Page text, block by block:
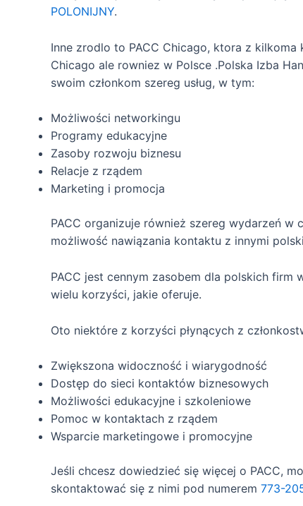
POLONIJNY.
Inne zrodlo to PACC Chicago, ktora z
Chicago ale rowniez w Polsce .Polska Izba
swoim członkom szereg usług, w tym:
Możliwości networkingu
Programy edukacyjne
Zasoby rozwoju biznesu
Relacje z rządem
Marketing i promocja
PACC organizuje również szereg wydarzeń
możliwość nawiązania kontaktu z innymi
PACC jest cennym zasobem dla polskich firm
wielu korzyści, jakie oferuje.
Oto niektóre z korzyści płynących z
Zwiększona widoczność i wiarygodność
Dostęp do sieci kontaktów biznesowych
Możliwości edukacyjne i szkoleniowe
Pomoc w kontaktach z rządem
Wsparcie marketingowe i promocyjne
Jeśli chcesz dowiedzieć się więcej o PACC,
skontaktować się z nimi pod numerem 773-